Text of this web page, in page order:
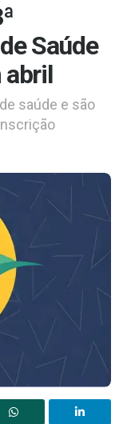
Saúde
abril
saúde e são